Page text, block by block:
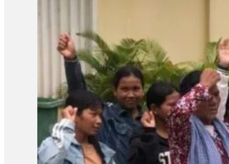
របស់បងប្រុសគាត់ ហើយអ្នកស្រីស្នើសុំតុលាការពិចារណាដោះលែងលោក
ទៅឱ្យនៅក្រៅឃុំតាមការស្នើសុំរបស់ក្រុមគ្រួសារ ហើយហ្នឹងក៏ជាសិទ្ធិរ
ករណីនេះ មន្រ្តីអង្កេតជាន់ខ្ពស់ នៃសមាគមន៍ការពារសិទ្ធិមនុស្ស និង
ពេលដែលច្បាប់កំណត់។ លោកថារដ្ឋាភិបាល និងតុលាការគួរដោះលែង
ទាន់បើកសវនាការផង ឃុំគាត់រហូតដល់លើសនីតិវិធីនៃការឃុំខ្លួនដែ
បន្ថែម៖ «គួរតែឈប់ធ្វើទុក្ខបុកម្នេញដល់ប្រជាពលរដ្ឋដែលធ្វើការង
សាសន៍របស់គាត់ ជាពិសេសអ្នកដែលធ្វើការងារសង្គមដូចជា២៣តុលា
ក្រោយពីពួកគាត់លើកឡើងពីគុណសម្បត្តិ និងគុណវិបត្តិ នៃការបង្កើត
សន្តិសុខសង្គម» ទាក់ទងនឹងការអធិប្បាយនានាពី CLV មានអ្នក
ដោយក្នុងសំណុំរឿងទី១មានលោក ស៊្រុន ស៊្រន កញ្ញា…